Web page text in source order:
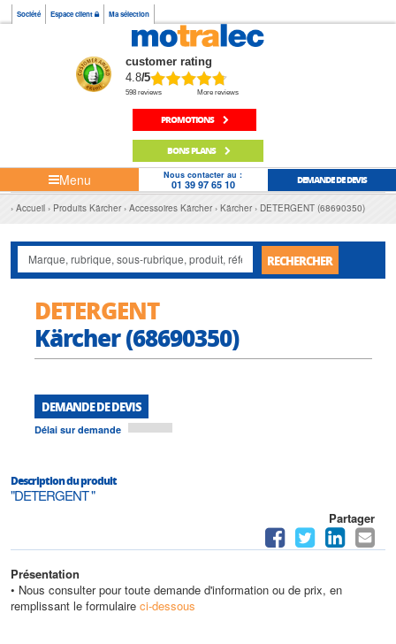
Société Espace client Ma sélection
customer rating
4.8/5
598 reviews More reviews
PROMOTIONS
BONS PLANS
Menu Nous contacter au :
01 39 97 65 10 DEMANDE DE DEVIS
Accueil Produits Kärcher Accessoires Kärcher Kärcher DETERGENT (68690350)
RECHERCHER
DETERGENT
Kärcher (68690350)
DEMANDE DE DEVIS
Délai sur demande
Description du produit
"DETERGENT "
Partager
Présentation
• Nous consulter pour toute demande d'information ou de prix, en
remplissant le formulaire ci-dessous